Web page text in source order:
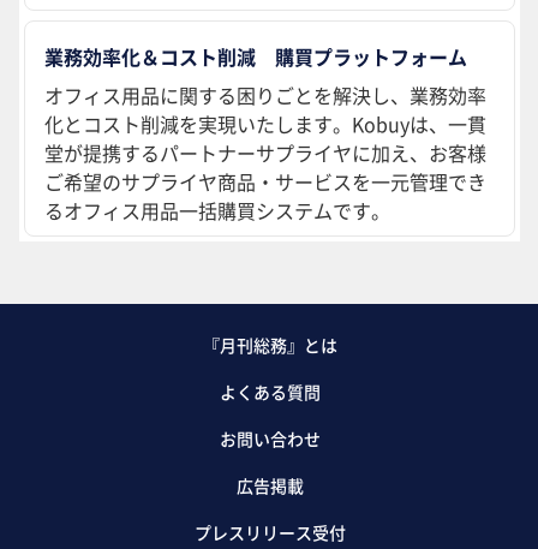
業務効率化＆コスト削減 購買プラットフォーム
オフィス用品に関する困りごとを解決し、業務効率
化とコスト削減を実現いたします。Kobuyは、一貫
堂が提携するパートナーサプライヤに加え、お客様
ご希望のサプライヤ商品・サービスを一元管理でき
るオフィス用品一括購買システムです。
『月刊総務』とは
よくある質問
お問い合わせ
広告掲載
プレスリリース受付